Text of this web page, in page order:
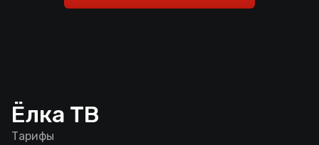
Ёлка ТВ
Тарифы